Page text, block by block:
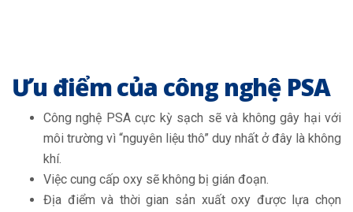
Ưu điểm của công nghệ PSA
Công nghệ PSA cực kỳ sạch sẽ và không gây hại với
môi trường vì “nguyên liệu thô” duy nhất ở đây là không
khí.
Việc cung cấp oxy sẽ không bị gián đoạn.
Địa điểm và thời gian sản xuất oxy được lựa chọn